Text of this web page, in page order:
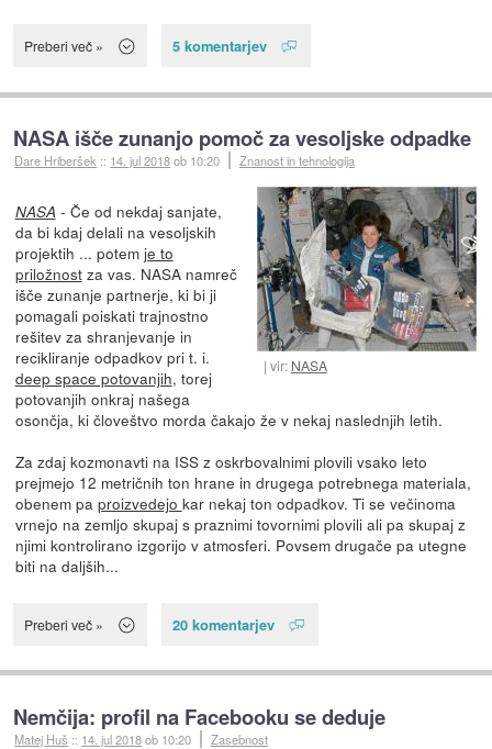
Preberi več » 5 komentarjev
NASA išče zunanjo pomoč za vesoljske odpadke
Dare Hriberšek :: 14. jul 2018ob 10:20 Znanost in tehnologija
vir: NASA
NASA - Če od nekdaj sanjate,
da bi kdaj delali na vesoljskih
projektih ... potem je to
priložnostza vas. NASA namreč
išče zunanje partnerje, ki bi ji
pomagali poiskati trajnostno
rešitev za shranjevanje in
recikliranje odpadkov pri t. i.
deep space potovanjih, torej
potovanjih onkraj našega
osončja, ki človeštvo morda čakajo že v nekaj naslednjih letih.
Za zdaj kozmonavti na ISS z oskrbovalnimi plovili vsako leto
prejmejo 12 metričnih ton hrane in drugega potrebnega materiala,
obenem pa proizvedejo kar nekaj ton odpadkov. Ti se večinoma
vrnejo na zemljo skupaj s praznimi tovornimi plovili ali pa skupaj z
njimi kontrolirano izgorijo v atmosferi. Povsem drugače pa utegne
biti na daljših...
Preberi več » 20 komentarjev
Nemčija: profil na Facebooku se deduje
Matej Huš :: 14. jul 2018ob 10:20 Zasebnost